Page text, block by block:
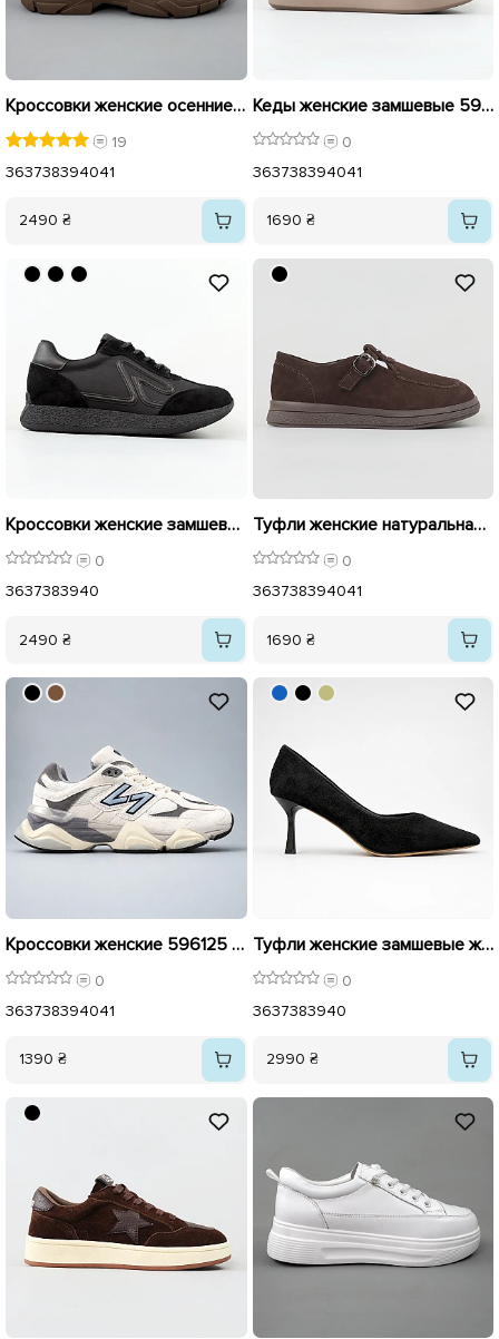
Кроссовки женские осенние кожаные 590102 Молочные
19
363738394041
2490 ₴
Кеды женские замшевые 594874 Черные
0
363738394041
1690 ₴
Кроссовки женские замшевые 596016 Черные
0
3637383940
2490 ₴
Туфли женские натуральная замша 596141 Коричневый
0
363738394041
1690 ₴
Кроссовки женские 596125 Бежевые
0
363738394041
1390 ₴
Туфли женские замшевые женские 596290 Черные
0
3637383940
2990 ₴